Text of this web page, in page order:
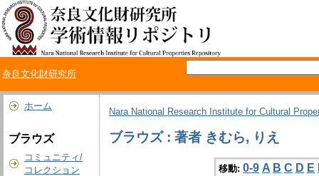
奈良文化財研究所
ホーム
ブラウズ
コミュニティ/
コレクション
Nara National Research Institute for Cultural
ブラウズ : 著者 きむら, りえ
移動: 0-9 A B C D E